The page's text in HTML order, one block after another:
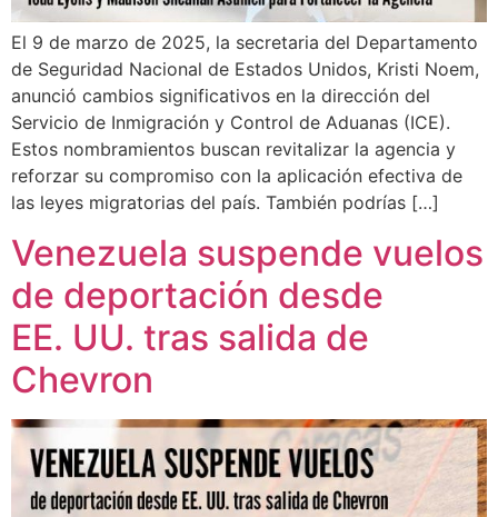
El 9 de marzo de 2025, la secretaria del Departamento
de Seguridad Nacional de Estados Unidos, Kristi Noem,
anunció cambios significativos en la dirección del
Servicio de Inmigración y Control de Aduanas (ICE).
Estos nombramientos buscan revitalizar la agencia y
reforzar su compromiso con la aplicación efectiva de
las leyes migratorias del país. También podrías […]
Venezuela suspende vuelos
de deportación desde
EE. UU. tras salida de
Chevron